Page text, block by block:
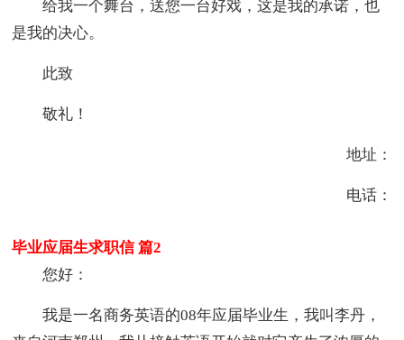
给我一个舞台，送您一台好戏，这是我的承诺，也
是我的决心。
此致
敬礼！
地址：
电话：
毕业应届生求职信 篇2
您好：
我是一名商务英语的08年应届毕业生，我叫李丹，